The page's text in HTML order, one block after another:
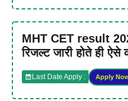
MHT CET result
रिजल्ट जारी होते ही
Last Date Apply : Apply